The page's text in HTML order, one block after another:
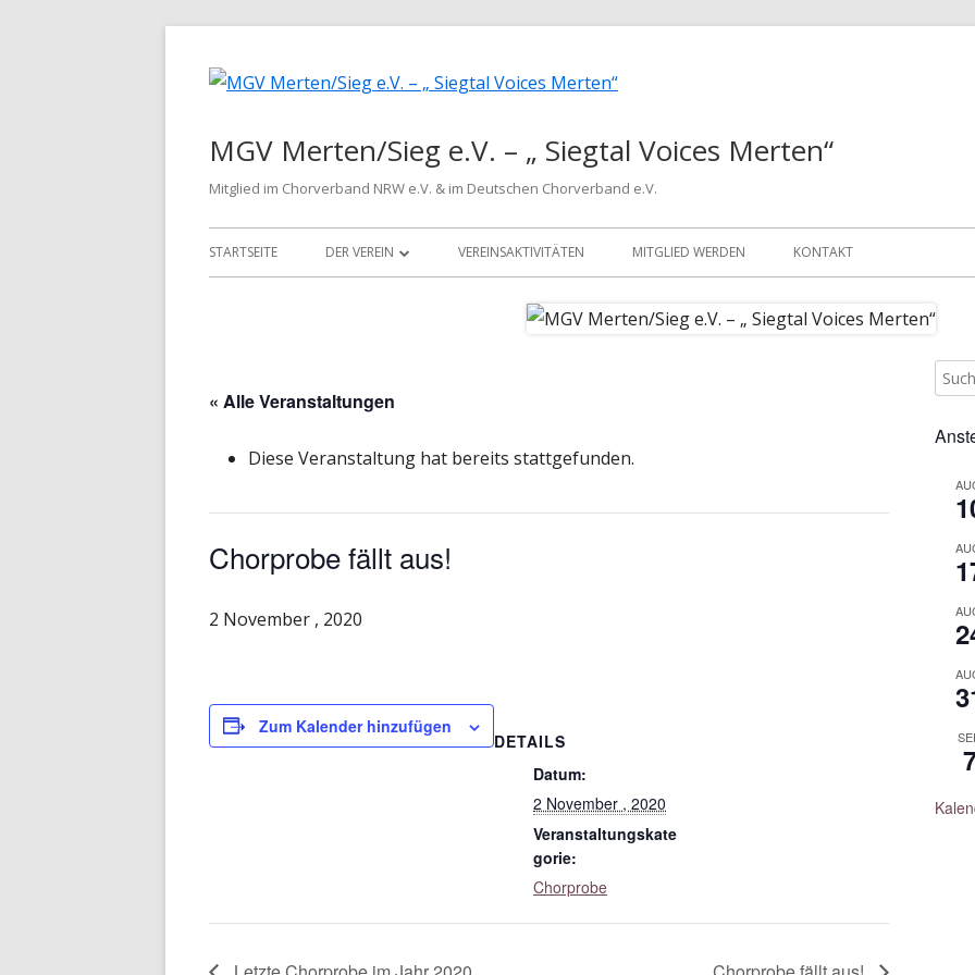
MGV Merten/Sieg e.V. – „ Siegtal Voices Merten“
Mitglied im Chorverband NRW e.V. & im Deutschen Chorverband e.V.
Primäres
STARTSEITE DER VEREIN VEREINSAKTIVITÄTEN MITGLIED WERDEN KONTAKT
« Alle Veranstaltungen
Diese Veranstaltung hat bereits stattgefunden.
Chorprobe fällt aus!
2 November , 2020
Zum Kalender hinzufügen
DETAILS
Datum:
2 November , 2020
Veranstaltungskate
gorie:
Chorprobe
nach: